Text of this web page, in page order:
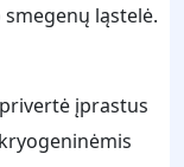
ląstelė.
įprastus